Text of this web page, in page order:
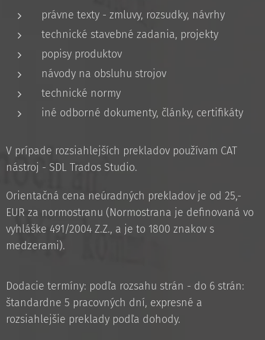
právne texty - zmluvy, rozsudky, návrhy
technické stavebné zadania, projekty
popisy produktov
návody na obsluhu strojov
technické normy
iné odborné dokumenty, články, certifikáty
V prípade rozsiahlejších prekladov používam CAT
nástroj - SDL Trados Studio.
Orientačná cena neúradných prekladov je od 25,-
EUR za normostranu (Normostrana je definovaná vo
vyhláške 491/2004 Z.Z., a je to 1800 znakov s
medzerami).
Dodacie termíny: podľa rozsahu strán - do 6 strán:
štandardne 5 pracovných dní, expresné a
rozsiahlejšie preklady podľa dohody.